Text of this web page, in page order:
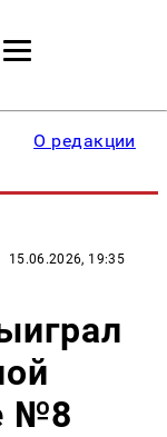
О редакции
15.06.2026, 19:35
№8